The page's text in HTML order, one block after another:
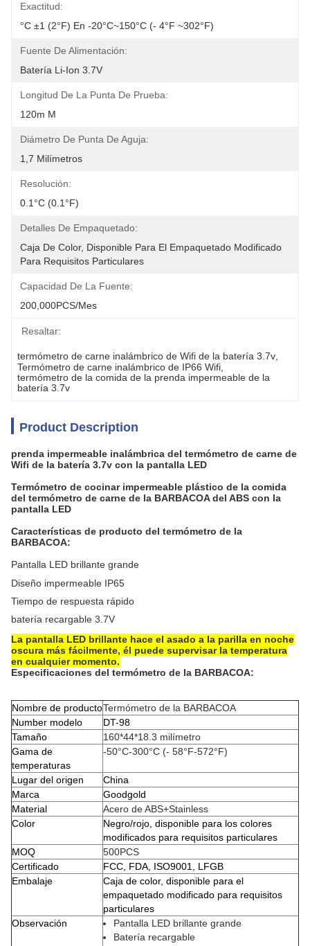
Exactitud:
°C ±1 (2°F) En -20°C~150°C (- 4°F ~302°F)
Fuente De Alimentación:
Batería Li-Ion 3.7V
Longitud De La Punta De Prueba:
120m M
Diámetro De Punta De Aguja:
1,7 Milímetros
Resolución:
0.1°C (0.1°F)
Detalles De Empaquetado:
Caja De Color, Disponible Para El Empaquetado Modificado
Para Requisitos Particulares
Capacidad De La Fuente:
200,000PCS/mes
Resaltar:
termómetro de carne inalámbrico de Wifi de la batería 3.7v
Termómetro de carne inalámbrico de IP66 Wifi
termómetro de la comida de la prenda impermeable de la
batería 3.7v
Product Description
prenda impermeable inalámbrica del termómetro de carne de
Wifi de la batería 3.7v con la pantalla LED
Termómetro de cocinar impermeable plástico de la comida
del termómetro de carne de la BARBACOA del ABS con la
pantalla LED
Características de producto del termómetro de la
BARBACOA:
Pantalla LED brillante grande
Diseño impermeable IP65
Tiempo de respuesta rápido
batería recargable 3.7V
La pantalla LED brillante hace el asado a la parilla en noche
oscura más fácilmente, él puede supervisar la temperatura
en cualquier momento.
Especificaciones del termómetro de la BARBACOA:
Nombre de productoTermómetro de la BARBACOA
Number modelo
DT-98
Tamaño
160*44*18.3 milímetro
Gama de
temperaturas
-50°C-300°C (- 58°F-572°F)
Lugar del origen
China
Marca
Goodgold
Material
Acero de ABS+Stainless
Color
Negro/rojo, disponible para los colores
modificados para requisitos particulares
MOQ
500PCS
Certificado
FCC, FDA, ISO9001, LFGB
Embalaje
Caja de color, disponible para el
empaquetado modificado para requisitos
particulares
Observación
Pantalla LED brillante grande
Batería recargable